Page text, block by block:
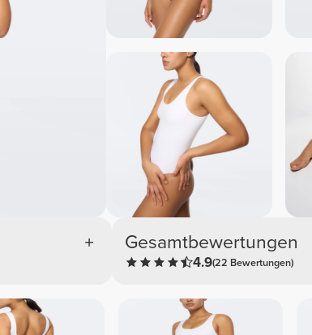
Gesamtbewertungen
4.9(22 Bewertungen)